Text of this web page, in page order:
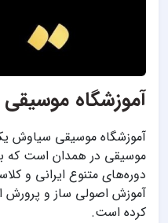
آموزشگاه
آموزشگاه موسیقی سیاوش
موسیقی در همدان است که
دوره‌های متنوع ایرانی و
آموزش اصولی ساز و پرورش
کرده است.